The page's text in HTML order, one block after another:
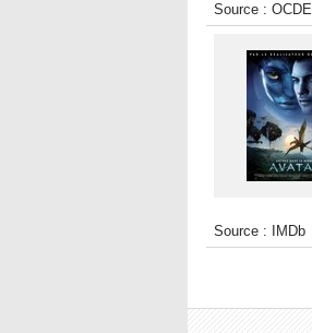
Source : OCDE
Source : IMDb